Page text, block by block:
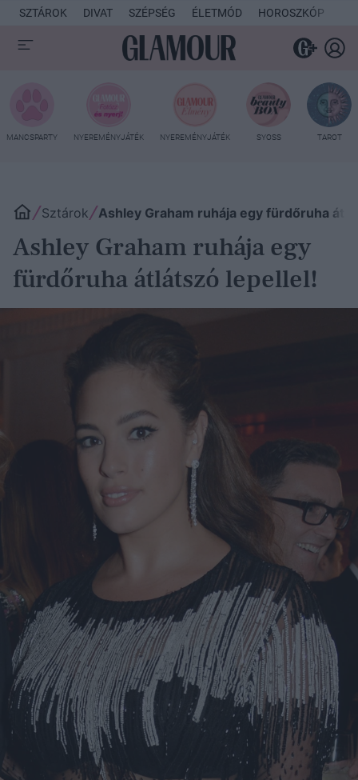
SZTÁROK DIVAT SZÉPSÉG ÉLETMÓD HOROSZKÓP
MANCSPARTY NYEREMÉNYJÁTÉK NYEREMÉNYJÁTÉK SYOSS TAROT
Sztárok Ashley Graham ruhája egy fürdőruha
Ashley Graham ruhája egy
fürdőruha átlátszó lepellel!